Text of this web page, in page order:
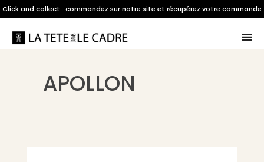
Click and collect : commandez sur notre site et récupérez votre commande
dans notre boutique à Saint-Berthevin
APOLLON